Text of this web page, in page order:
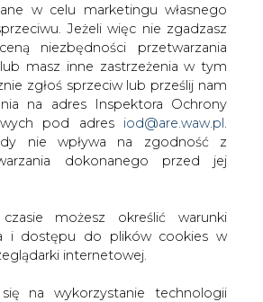
w celu marketingu własnego
Jeżeli więc nie zgadzasz
niezbędności przetwarzania
masz inne zastrzeżenia w tym
zgłoś sprzeciw lub prześlij nam
na adres Inspektora Ochrony
pod adres iod@are.waw.pl.
nie wpływa na zgodność z
dokonanego przed jej
możesz określić warunki
i dostępu do plików cookies w
internetowej.
na wykorzystanie technologii
chcieli potwierdzić to, że
nas kierunek upstreamu, tzn.
do złóż i Libia jest jednym z tych
badać. Trudno jest mówić
W tym roku podejmiemy
czy ten rok będzie rokiem decyzji”
że zarząd nazywa tę strategię
własnej wartości”. Zarząd zaś
konkurencji, głównie regionalnej,
OMV czy węgierski MOL.
polskich przedstawicieli sektora